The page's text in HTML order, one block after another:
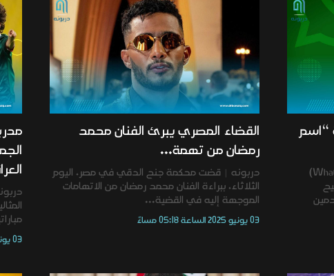
“اسم
دربونه | يستعد تطبيق واتساب (WhatsApp)
القضاء المصري يبرئ الفنان محمد
رمضان من تهمة...
دربونه | قضت محكمة جنح الدقي في مصر، اليوم
الثلاثاء، ببراءة الفنان محمد رمضان من الاتهامات
الموجهة إليه في القضية...
03 يونيو 2025 الساعة 05:18 مساءً
03 يونيو 2025 الساعة 05:16 مساءً